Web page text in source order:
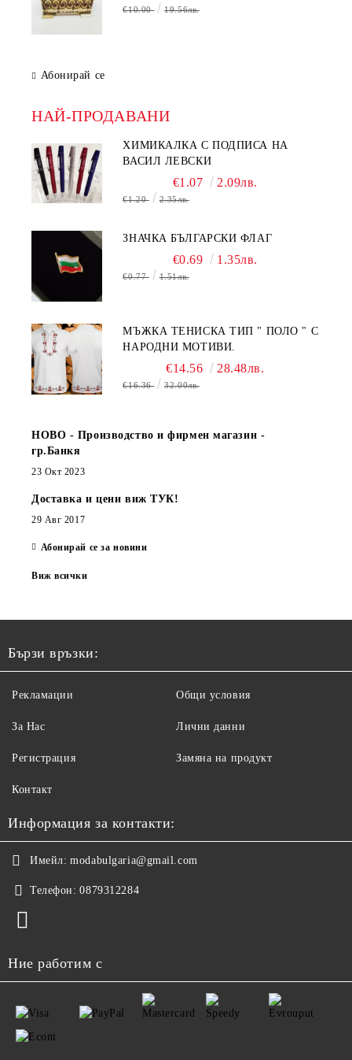
€10.00 19.56лв.
Абонирай се
НАЙ-ПРОДАВАНИ
ХИМИКАЛКА С ПОДПИСА НА
ВАСИЛ ЛЕВСКИ
€1.07 2.09лв.
€1.20 2.35лв.
ЗНАЧКА БЪЛГАРСКИ ФЛАГ
€0.69 1.35лв.
€0.77 1.51лв.
МЪЖКА ТЕНИСКА ТИП " ПОЛО " С
НАРОДНИ МОТИВИ.
€14.56 28.48лв.
€16.36 32.00лв.
НОВО - Производство и фирмен магазин -
гр.Банкя
23 Окт 2023
Доставка и цени виж ТУК!
29 Авг 2017
Абонирай се за новини
Виж всички
Бързи връзки:
Рекламации
За Нас
Регистрация
Контакт
Общи условия
Лични данни
Замяна на продукт
Информация за контакти:
Имейл: modabulgaria@gmail.com
Телефон: 0879312284
Ние работим с